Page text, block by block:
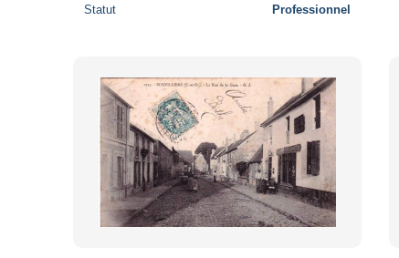
Statut Professionnel